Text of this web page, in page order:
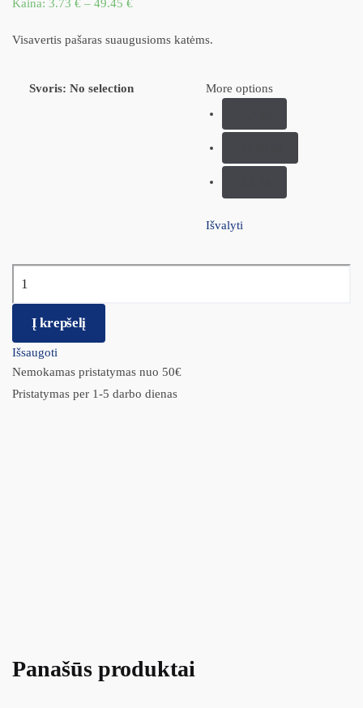
Kaina: 3.73 € – 49.45 €
Visavertis pašaras suaugusioms katėms.
Svoris: No selection More options
Išvalyti
Į krepšelį
Išsaugoti
Nemokamas pristatymas nuo 50€
Pristatymas per 1-5 darbo dienas
Panašūs produktai